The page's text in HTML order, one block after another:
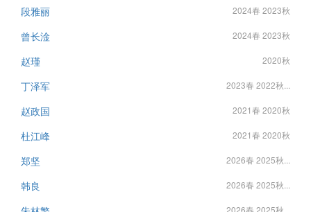
段雅丽 2024春 2023秋
曾长淦 2024春 2023秋
赵瑾 2020秋
丁泽军 2023春 2022秋...
赵政国 2021春 2020秋
杜江峰 2021春 2020秋
郑坚 2026春 2025秋...
韩良 2026春 2025秋...
2026春 2025秋...